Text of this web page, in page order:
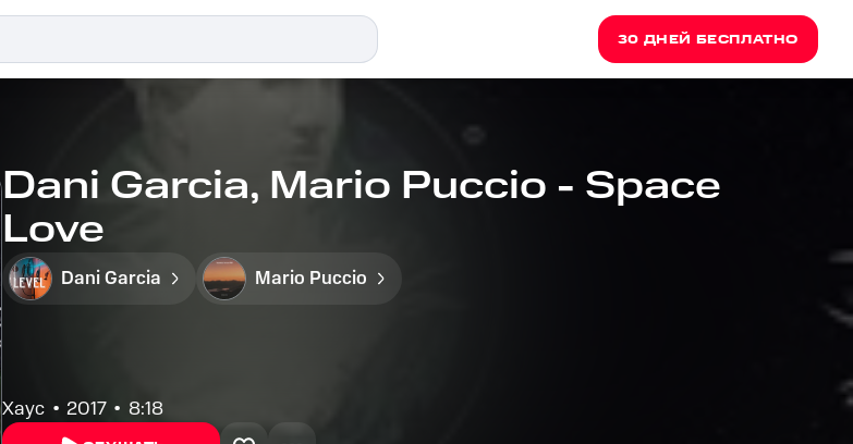
30 ДНЕЙ БЕСПЛАТНО
Dani Garcia, Mario Puccio - Space
Love
Dani Garcia Mario Puccio
Хаус 2017 8:18